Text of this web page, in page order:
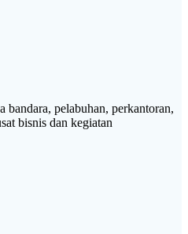
pelabuhan, perkantoran,
bisnis dan kegiatan